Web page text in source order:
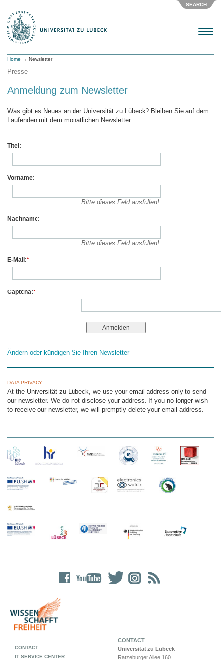
SEARCH
Menu
Home → Newsletter
Presse
Anmeldung zum Newsletter
Was gibt es Neues an der Universität zu Lübeck? Bleiben Sie auf dem
Laufenden mit dem monatlichen Newsletter.
Titel:
Vorname:
Bitte dieses Feld ausfüllen!
Nachname:
Bitte dieses Feld ausfüllen!
E-Mail:*
Captcha:*
Ändern oder kündigen Sie Ihren Newsletter
DATA PRIVACY
At the Universität zu Lübeck, we use your email address only to send
our newsletter. We do not disclose your address. If you no longer wish
to receive our newsletter, we will promptly delete your email address.
CONTACT
Universität zu Lübeck
Ratzeburger Allee 160
CONTACT
IT SERVICE CENTER